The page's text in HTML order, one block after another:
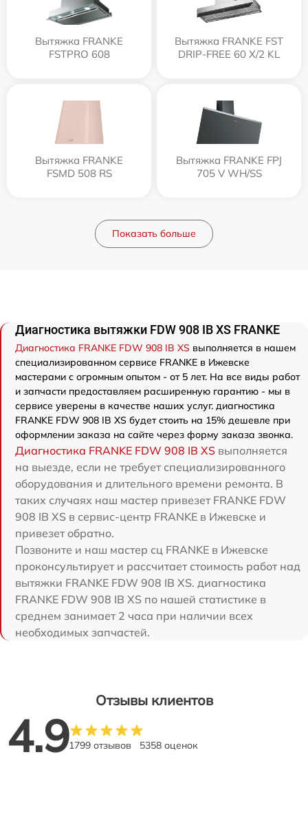
Вытяжка FRANKE
FSTPRO 608
Вытяжка FRANKE FST
DRIP-FREE 60 X/2 KL
Вытяжка FRANKE
FSMD 508 RS
Вытяжка FRANKE FPJ
705 V WH/SS
Показать больше
Диагностика вытяжки FDW 908 IB XS FRANKE
Диагностика FRANKE FDW 908 IB XS выполняется в нашем
специализированном сервисе FRANKE в Ижевске
мастерами с огромным опытом - от 5 лет. На все виды работ
и запчасти предоставляем расширенную гарантию - мы в
сервисе уверены в качестве наших услуг. диагностика
FRANKE FDW 908 IB XS будет стоить на 15% дешевле при
оформлении заказа на сайте через форму заказа звонка.
Диагностика FRANKE FDW 908 IB XS выполняется
на выезде, если не требует специализированного
оборудования и длительного времени ремонта. В
таких случаях наш мастер привезет FRANKE FDW
908 IB XS в сервис-центр FRANKE в Ижевске и
привезет обратно.
Позвоните и наш мастер сц FRANKE в Ижевске
проконсультирует и рассчитает стоимость работ над
вытяжки FRANKE FDW 908 IB XS. диагностика
FRANKE FDW 908 IB XS по нашей статистике в
среднем занимает 2 часа при наличии всех
необходимых запчастей.
Отзывы клиентов
4.91799 отзывов 5358 оценок